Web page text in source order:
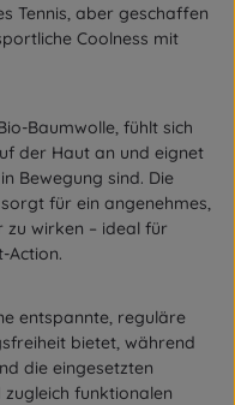
Tennis, aber geschaffen
Coolness mit
Baumwolle, fühlt sich
der Haut an und eignet
Bewegung sind. Die
für ein angenehmes,
zu wirken – ideal für
Action.
entspannte, reguläre
bietet, während
die eingesetzten
funktionalen